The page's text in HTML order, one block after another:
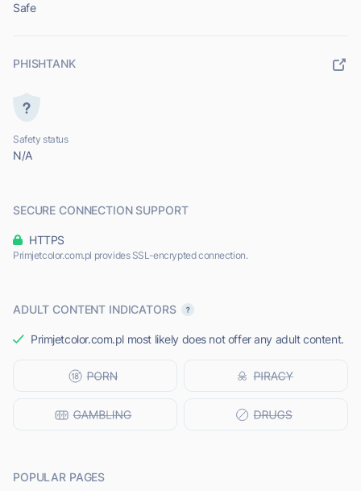
Safe
PHISHTANK
Safety status
N/A
SECURE CONNECTION SUPPORT
HTTPS
Primjetcolor.com.pl provides SSL-encrypted connection.
ADULT CONTENT INDICATORS
Primjetcolor.com.pl most likely does not offer any adult content.
POPULAR PAGES